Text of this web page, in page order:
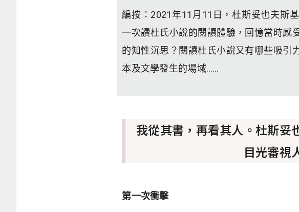
編按： 2021年11月11日，杜斯妥也夫斯
一次讀杜氏小說的閱讀體驗，回憶當時感
的知性沉思？閱讀杜氏小說又有哪些吸引
本及文學發生的場域……
我從其書，再看其人。杜斯妥
目光審視
第一次衝擊